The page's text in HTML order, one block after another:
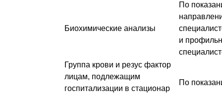
Биохимические анализы
По
и
Группа крови и резус фактор
лицам, подлежащим
госпитализации в стационар
По